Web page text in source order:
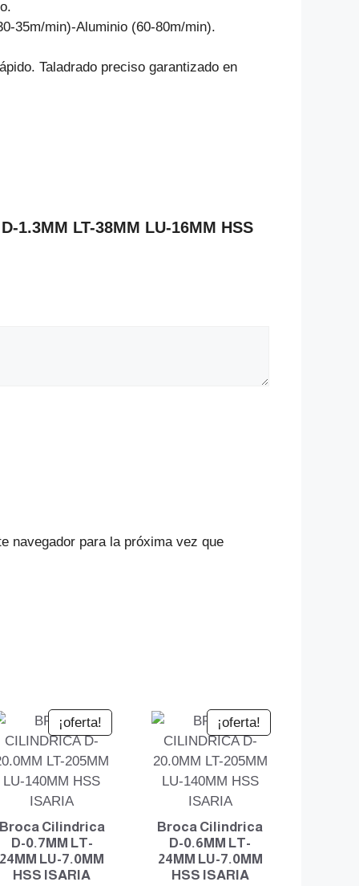
35m/min)-Aluminio (60-80m/min).
Taladrado preciso garantizado en
LT-38MM LU-16MM HSS
navegador para la próxima vez que
¡oferta!
Broca Cilindrica
D-0.7MM LT-
24MM LU-7.0MM
HSS ISARIA
¡oferta!
Broca Cilindrica
D-0.6MM LT-
24MM LU-7.0MM
HSS ISARIA